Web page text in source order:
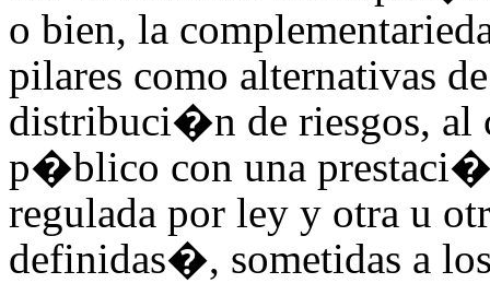
o bien, la
pilares como alternativas
distribuci�n de riesgos, al
p�blico con una
regulada por ley y otra u
definidas�, sometidas a